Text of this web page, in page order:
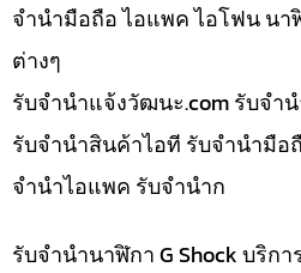
จำนำมือถือ ไอแพค ไอโฟน น
ต่างๆ
รับจํานําแจ้งวัฒนะ.com รับจำ
รับจำนำสินค้าไอที รับจำนำมือ
จำนำไอแพค รับจำนำก
รับจำนำนาฬิกา G Shock บริก